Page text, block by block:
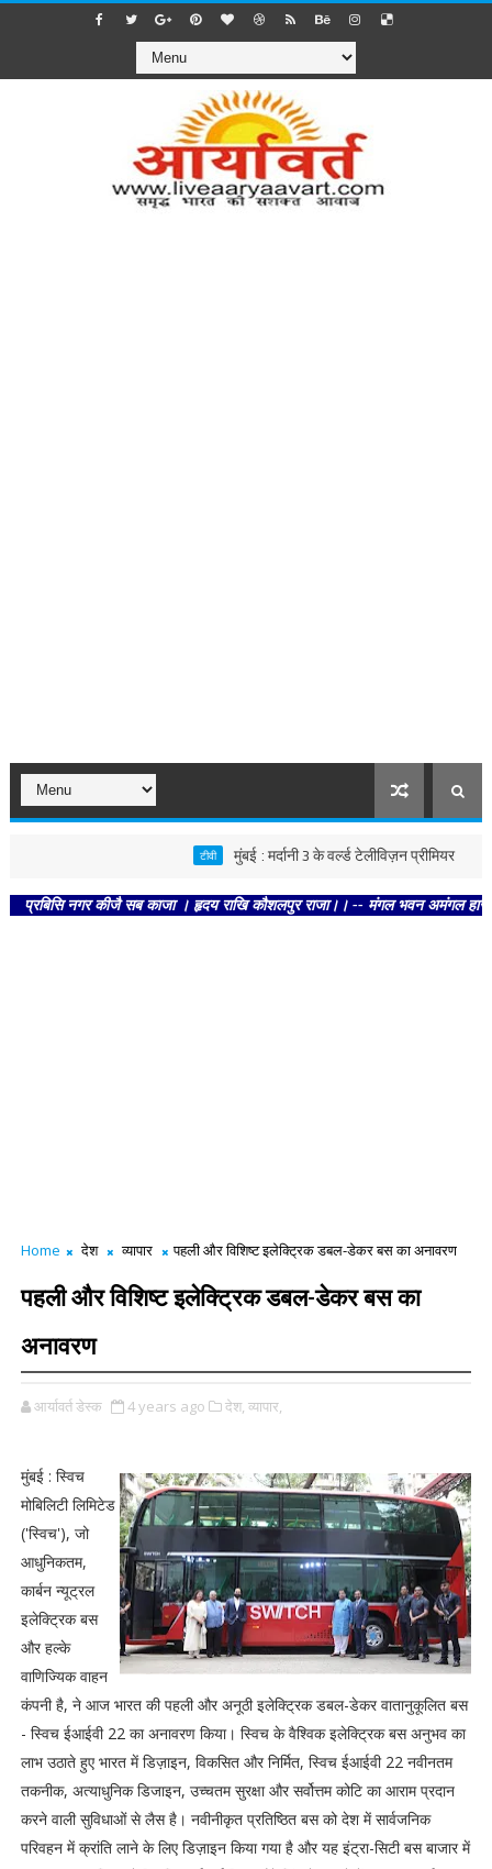
मुंबई : मर्दानी 3 के वर्ल्ड टेलीविज़न प्रीमियर मध्य
नगर कीजै सब काजा । हृदय राखि कौशलपुर राजा।। -- मंगल भवन अमंगल हारी।
Home देश व्यापार पहली और विशिष्ट इलेक्ट्रिक डबल-डेकर बस का अनावरण
पहली और विशिष्ट इलेक्ट्रिक डबल-डेकर बस का
अनावरण
आर्यावर्त डेस्क 4 years ago देश, व्यापार,
मुंबई : स्विच
मोबिलिटी लिमिटेड
('स्विच'), जो
आधुनिकतम,
कार्बन न्यूट्रल
इलेक्ट्रिक बस
और हल्के
वाणिज्यिक वाहन
कंपनी है, ने आज भारत की पहली और अनूठी इलेक्ट्रिक डबल-डेकर वातानुकूलित बस
- स्विच ईआईवी 22 का अनावरण किया। स्विच के वैश्विक इलेक्ट्रिक बस अनुभव का
लाभ उठाते हुए भारत में डिज़ाइन, विकसित और निर्मित, स्विच ईआईवी 22 नवीनतम
तकनीक, अत्याधुनिक डिजाइन, उच्चतम सुरक्षा और सर्वोत्तम कोटि का आराम प्रदान
करने वाली सुविधाओं से लैस है। नवीनीकृत प्रतिष्ठित बस को देश में सार्वजनिक
परिवहन में क्रांति लाने के लिए डिज़ाइन किया गया है और यह इंट्रा-सिटी बस बाजार में